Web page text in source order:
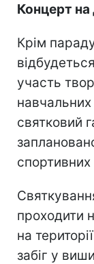
Концерт на
Крім
участь
святковий
спортивних
проходити
на
забіг у